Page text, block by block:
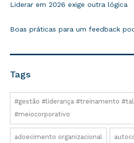
Liderar em 2026 exige outra lógica
Boas práticas para um feedback
Tags
#gestão #liderança #treinamento
#meiocorporativo
adoecimento organizacional